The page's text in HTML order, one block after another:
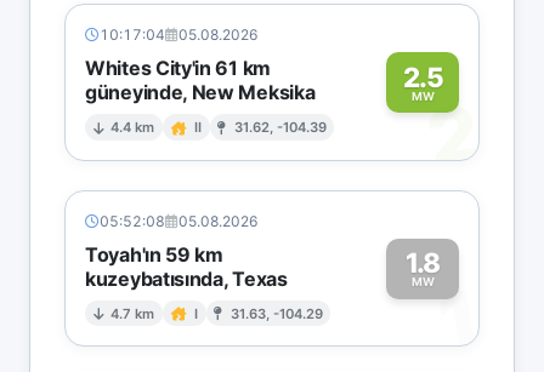
10:17:04 05.08.2026
Whites City'in 61 km
güneyinde, New Meksika
4.4 km II 31.62, -104.39
2.5
MW2
05:52:08 05.08.2026
Toyah'ın 59 km
kuzeybatısında, Texas
4.7 km I 31.63, -104.29
1.8
MW1